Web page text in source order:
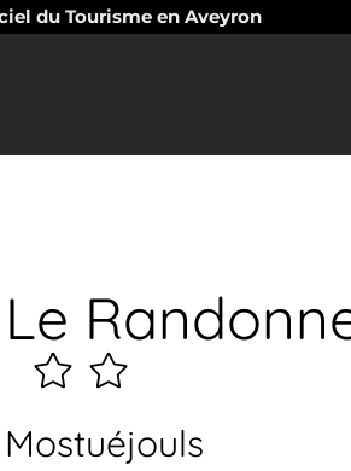
du Tourisme en Aveyron
2
étoiles